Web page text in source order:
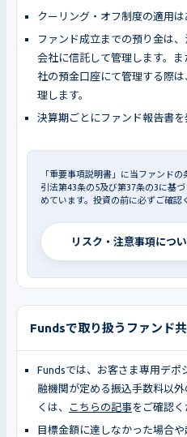
クーリング・オフ制度の適用は
ファンド成立までの預り金は
会社に信託して管理します。
社の預金口座にて管理する際
理します。
決算期ごとにファンド報告書を
「重要事項説明書」に当ファンド
引法第43条の5及び第37条の3に基
めています。投資の前に必ずご確認
リスク・注意事項につ
Fundsで取り扱うファンド
Fundsでは、お客さま専用デポ
融機関が定める振込手数料以
くは、
こちらの記事をご確認く
目標金額に達しなかった場合